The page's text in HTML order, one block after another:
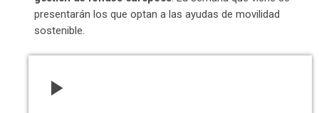
presentarán los que optan a las ayudas de movilidad
sostenible.
play_arrow